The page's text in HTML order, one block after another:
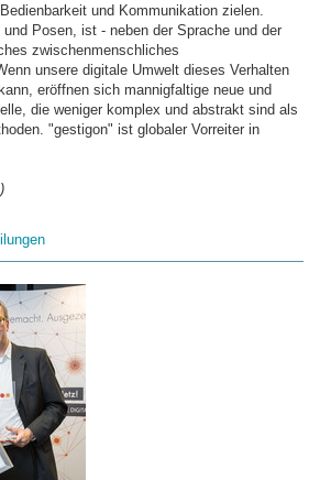
und Kommunikation zielen.
Posen, ist - neben der Sprache und der
zwischenmenschliches
unsere digitale Umwelt dieses Verhalten
eröffnen sich mannigfaltige neue und
die weniger komplex und abstrakt sind als
"gestigon" ist globaler Vorreiter in